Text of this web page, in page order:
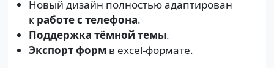
Новый дизайн полностью адаптирован
к работе с телефона.
Поддержка тёмной темы.
Экспорт форм в excel-формате.